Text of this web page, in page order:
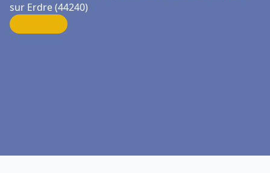
sur Erdre (44240)